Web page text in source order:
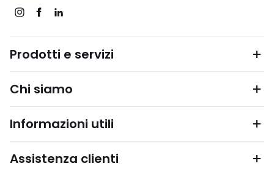
Prodotti e servizi
Chi siamo
Informazioni utili
Assistenza clienti